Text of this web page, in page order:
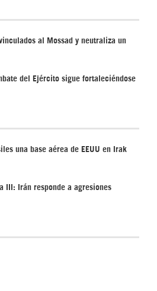
al Mossad y neutraliza un
del Ejército sigue fortaleciéndose
una base aérea de EEUU en Irak
III: Irán responde a agresiones